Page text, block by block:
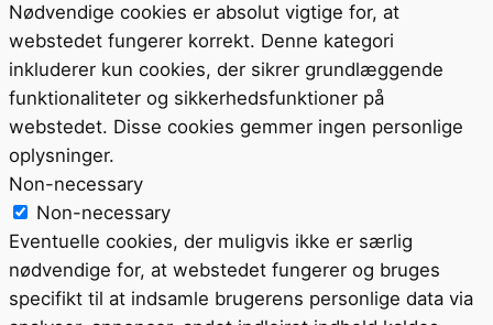
Nødvendige cookies er absolut vigtige for, at
webstedet fungerer korrekt. Denne kategori
inkluderer kun cookies, der sikrer grundlæggende
funktionaliteter og sikkerhedsfunktioner på
webstedet. Disse cookies gemmer ingen personlige
oplysninger.
Non-necessary
Non-necessary
Eventuelle cookies, der muligvis ikke er særlig
nødvendige for, at webstedet fungerer og bruges
specifikt til at indsamle brugerens personlige data via